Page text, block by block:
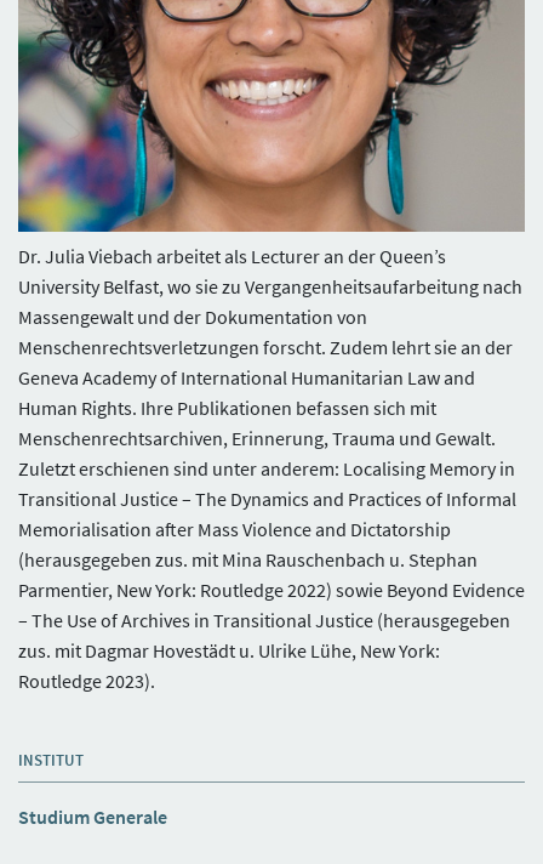
Dr. Julia Viebach arbeitet als Lecturer an der Queen’s
University Belfast, wo sie zu Vergangenheitsaufarbeitung nach
Massengewalt und der Dokumentation von
Menschenrechtsverletzungen forscht. Zudem lehrt sie an der
Geneva Academy of International Humanitarian Law and
Human Rights. Ihre Publikationen befassen sich mit
Menschenrechtsarchiven, Erinnerung, Trauma und Gewalt.
Zuletzt erschienen sind unter anderem: Localising Memory in
Transitional Justice – The Dynamics and Practices of Informal
Memorialisation after Mass Violence and Dictatorship
(herausgegeben zus. mit Mina Rauschenbach u. Stephan
Parmentier, New York: Routledge 2022) sowie Beyond Evidence
– The Use of Archives in Transitional Justice (herausgegeben
zus. mit Dagmar Hovestädt u. Ulrike Lühe, New York:
Routledge 2023).
INSTITUT
Studium Generale